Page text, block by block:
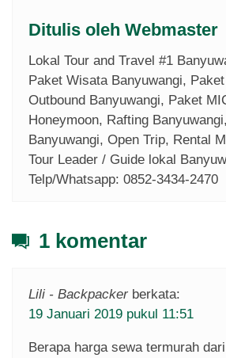
Ditulis oleh Webmaster
Lokal Tour and Travel #1
Paket Wisata Banyuwangi,
Outbound Banyuwangi, Paket
Honeymoon, Rafting
Banyuwangi, Open Trip, Rental
Tour Leader / Guide lokal
Telp/Whatsapp: 0852-3434-2470
1 komentar
Lili - Backpacker berkata:
19 Januari 2019 pukul 11:51
Berapa harga sewa termurah